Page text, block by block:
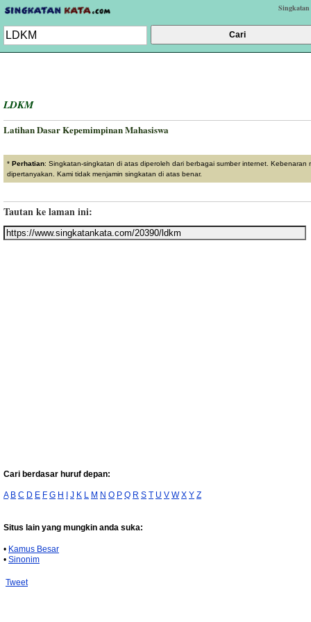
LDKM
Latihan Dasar Kepemimpinan Mahasiswa
* Perhatian: Singkatan-singkatan di atas diperoleh dari berbagai sumber internet. Kebenaran
dipertanyakan. Kami tidak menjamin singkatan di atas benar.
Tautan ke laman ini:
Cari berdasar huruf depan:
A B C D E F G H J K L M N O P Q R S T U V W X Y Z
Situs lain yang mungkin anda suka:
• Kamus Besar
• Sinonim
Tweet